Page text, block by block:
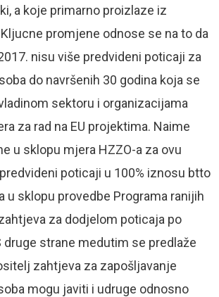
a koje primarno proizlaze iz
promjene odnose se na to da
nisu više predvideni poticaji za
do navršenih 30 godina koja se
sektoru i organizacijama
za rad na EU projektima. Naime
u sklopu mjera HZZO-a za ovu
poticaji u 100% iznosu btto
u sklopu provedbe Programa ranijih
za dodjelom poticaja po
druge strane medutim se predlaže
zahtjeva za zapošljavanje
mogu javiti i udruge odnosno